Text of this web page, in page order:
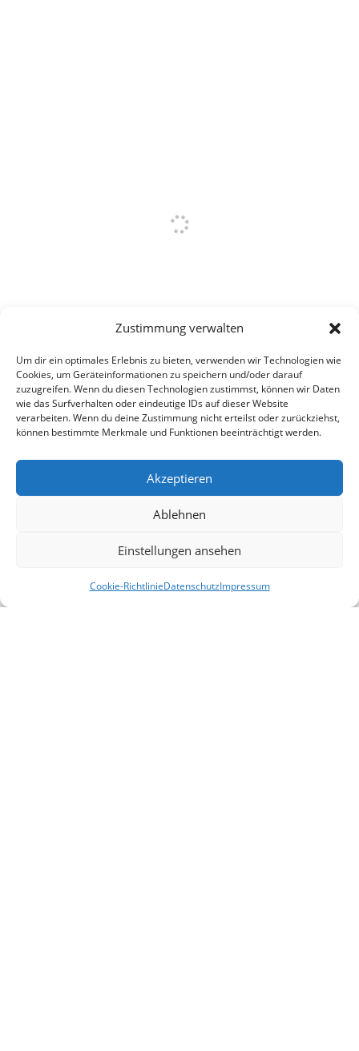
Zustimmung verwalten
Um dir ein optimales Erlebnis zu bieten, verwenden wir Technologien wie
Cookies, um Geräteinformationen zu speichern und/oder darauf
zuzugreifen. Wenn du diesen Technologien zustimmst, können wir Daten
wie das Surfverhalten oder eindeutige IDs auf dieser Website
verarbeiten. Wenn du deine Zustimmung nicht erteilst oder zurückziehst,
können bestimmte Merkmale und Funktionen beeinträchtigt werden.
Akzeptieren
Ablehnen
Einstellungen ansehen
Cookie-RichtlinieDatenschutzImpressum